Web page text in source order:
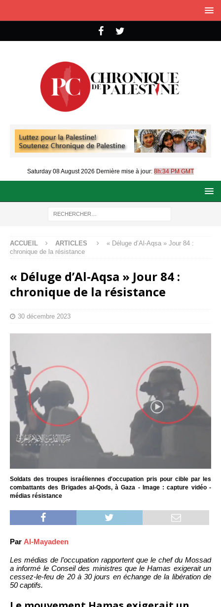
Saturday 08 August 2026 Dernière mise à jour: 8h:34 PM GMT
ACCUEIL ARTICLES
« Déluge d’Al-Aqsa » Jour 84 :
chronique de la résistance
« Déluge d’Al-Aqsa » Jour 84 :
chronique de la résistance
30 décembre 2023
Soldats des troupes israéliennes d'occupation pris pour cible par les
combattants des Brigades al-Qods, à Gaza - Image : capture vidéo -
médias résistance
Par Al-Mayadeen
Les médias de l’occupation rapportent que le chef du Mossad
a informé le Conseil des ministres que le Hamas exigerait un
cessez-le-feu de 20 à 30 jours en échange de la libération de
50 captifs.